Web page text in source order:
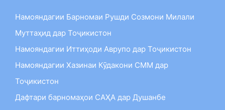
Намояндагии Барномаи Рушди Созмони Милали
Муттаҳид дар Тоҷикистон
Намояндагии Иттиҳоди Аврупо дар Тоҷикистон
Намояндагии Хазинаи Кӯдакони СММ дар
Тоҷикистон
Дафтари барномаҳои САҲА дар Душанбе